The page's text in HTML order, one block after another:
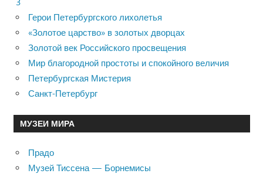
Герои Петербургского лихолетья
«Золотое царство» в золотых дворцах
Золотой век Российского просвещения
Мир благородной простоты и спокойного величия
Петербургская Мистерия
Санкт-Петербург
МУЗЕИ МИРА
Прадо
Музей Тиссена — Борнемисы